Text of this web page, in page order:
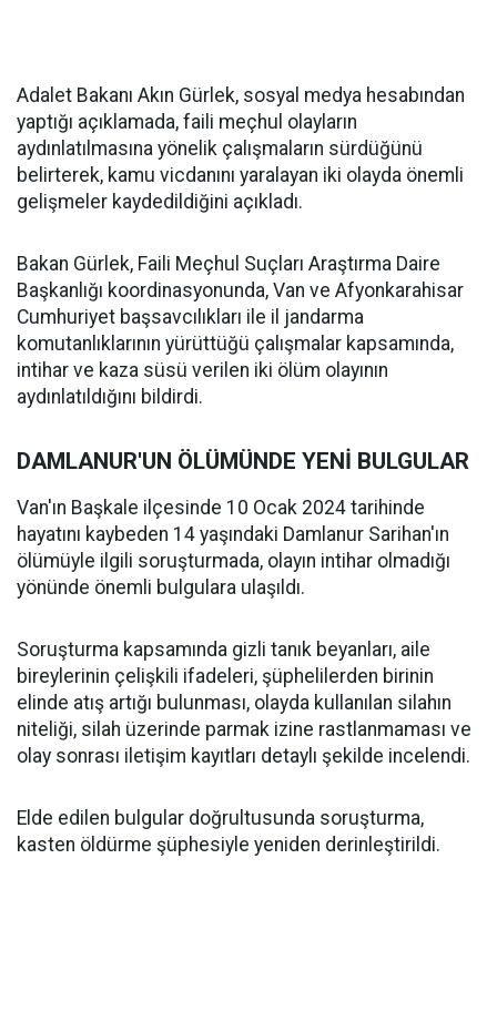
Adalet Bakanı Akın Gürlek, sosyal medya hesabından
yaptığı açıklamada, faili meçhul olayların
aydınlatılmasına yönelik çalışmaların sürdüğünü
belirterek, kamu vicdanını yaralayan iki olayda önemli
gelişmeler kaydedildiğini açıkladı.
Bakan Gürlek, Faili Meçhul Suçları Araştırma Daire
Başkanlığı koordinasyonunda, Van ve Afyonkarahisar
Cumhuriyet başsavcılıkları ile il jandarma
komutanlıklarının yürüttüğü çalışmalar kapsamında,
intihar ve kaza süsü verilen iki ölüm olayının
aydınlatıldığını bildirdi.
DAMLANUR'UN ÖLÜMÜNDE YENİ BULGULAR
Van'ın Başkale ilçesinde 10 Ocak 2024 tarihinde
hayatını kaybeden 14 yaşındaki Damlanur Sarihan'ın
ölümüyle ilgili soruşturmada, olayın intihar olmadığı
yönünde önemli bulgulara ulaşıldı.
Soruşturma kapsamında gizli tanık beyanları, aile
bireylerinin çelişkili ifadeleri, şüphelilerden birinin
elinde atış artığı bulunması, olayda kullanılan silahın
niteliği, silah üzerinde parmak izine rastlanmaması ve
olay sonrası iletişim kayıtları detaylı şekilde incelendi.
Elde edilen bulgular doğrultusunda soruşturma,
kasten öldürme şüphesiyle yeniden derinleştirildi.